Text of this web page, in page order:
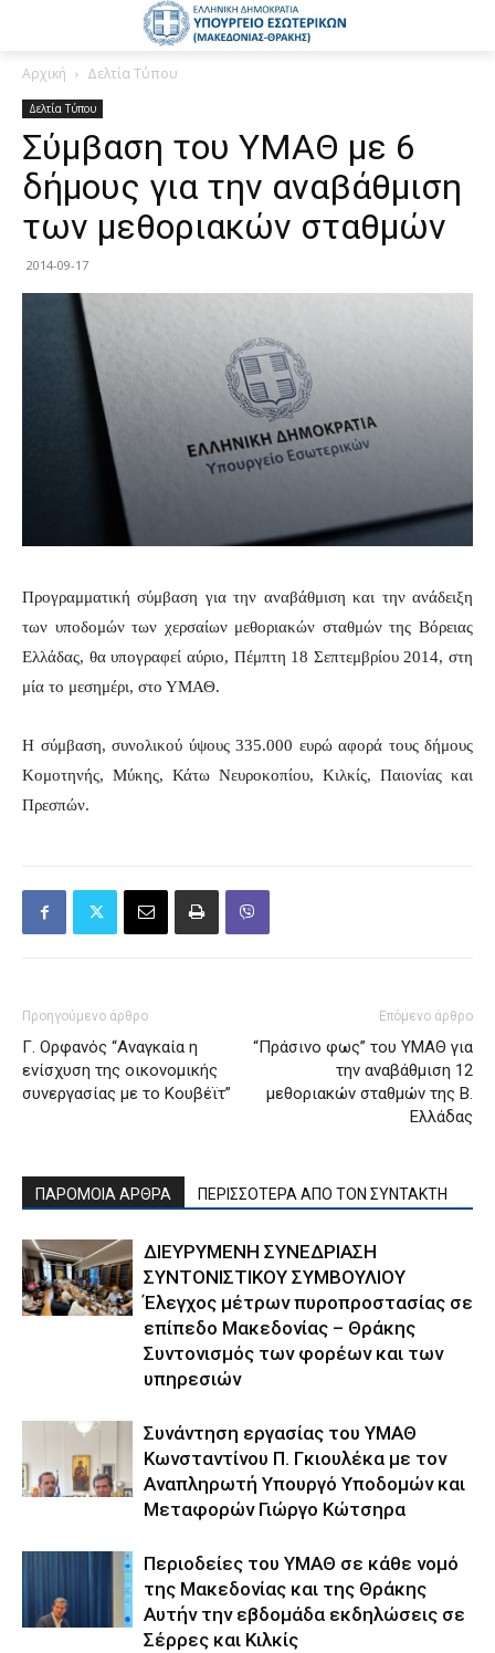
Αρχική Δελτία Τύπου
Δελτία Τύπου
Σύμβαση του ΥΜΑΘ με 6
δήμους για την αναβάθμιση
των μεθοριακών σταθμών
2014-09-17
Προγραμματική σύμβαση για την αναβάθμιση και την ανάδειξη
των υποδομών των χερσαίων μεθοριακών σταθμών της Βόρειας
Ελλάδας, θα υπογραφεί αύριο, Πέμπτη 18 Σεπτεμβρίου 2014, στη
μία το μεσημέρι, στο ΥΜΑΘ.
Η σύμβαση, συνολικού ύψους 335.000 ευρώ αφορά τους δήμους
Κομοτηνής, Μύκης, Κάτω Νευροκοπίου, Κιλκίς, Παιονίας και
Πρεσπών.
Προηγούμενο άρθρο
Γ. Ορφανός “Αναγκαία η
ενίσχυση της οικονομικής
συνεργασίας με το Κουβέϊτ”
Επόμενο άρθρο
“Πράσινο φως” του ΥΜΑΘ για
την αναβάθμιση 12
μεθοριακών σταθμών της Β.
Ελλάδας
ΠΑΡΟΜΟΙΑ ΑΡΘΡΑ ΠΕΡΙΣΣΟΤΕΡΑ ΑΠΟ ΤΟΝ ΣΥΝΤΑΚΤΗ
ΔΙΕΥΡΥΜΕΝΗ ΣΥΝΕΔΡΙΑΣΗ
ΣΥΝΤΟΝΙΣΤΙΚΟΥ ΣΥΜΒΟΥΛΙΟΥ
Έλεγχος μέτρων πυροπροστασίας σε
επίπεδο Μακεδονίας – Θράκης
Συντονισμός των φορέων και των
υπηρεσιών
Συνάντηση εργασίας του ΥΜΑΘ
Κωνσταντίνου Π. Γκιουλέκα με τον
Αναπληρωτή Υπουργό Υποδομών και
Μεταφορών Γιώργο Κώτσηρα
Περιοδείες του ΥΜΑΘ σε κάθε νομό
της Μακεδονίας και της Θράκης
Αυτήν την εβδομάδα εκδηλώσεις σε
Σέρρες και Κιλκίς